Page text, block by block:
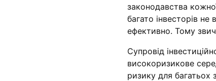
законодавства
багато інвесторів
ефективно. Тому
Супровід
високоризикове
ризику для багатьох